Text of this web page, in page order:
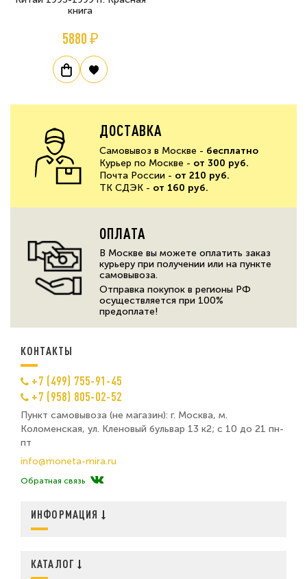
книга
5880 ₽
ДОСТАВКА
Самовывоз в Москве - бесплатно
Курьер по Москве - от 300 руб.
Почта России - от 210 руб.
ТК СДЭК - от 160 руб.
ОПЛАТА
В Москве вы можете оплатить заказ
курьеру при получении или на пункте
самовывоза.
Отправка покупок в регионы РФ
осуществляется при 100%
предоплате!
КОНТАКТЫ
+7 (499) 755-91-45
+7 (958) 805-02-52
Пункт самовывоза (не магазин): г. Москва, м.
Коломенская, ул. Кленовый бульвар 13 к2; с 10 до 21 пн-
пт
info@moneta-mira.ru
Обратная связь
ИНФОРМАЦИЯ
КАТАЛОГ